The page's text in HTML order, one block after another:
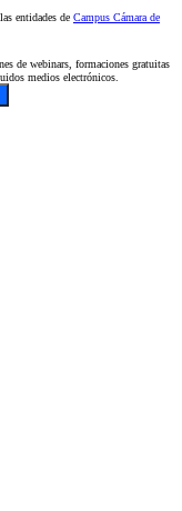
entidades de Campus Cámara de
de webinars, formaciones gratuitas
medios electrónicos.